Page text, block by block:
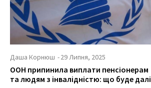
Даша Корнюш -29 Липня, 2025
ООН припинила виплати пенсіонерам
та людям з інвалідністю: що буде далі